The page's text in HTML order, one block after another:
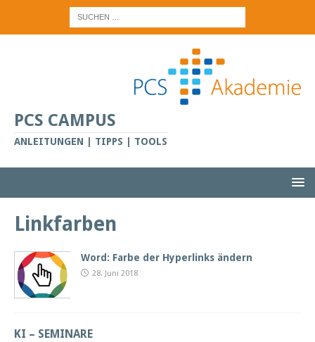
PCS CAMPUS
ANLEITUNGEN | TIPPS | TOOLS
Linkfarben
Word: Farbe der Hyperlinks ändern
28. Juni 2018
KI – SEMINARE